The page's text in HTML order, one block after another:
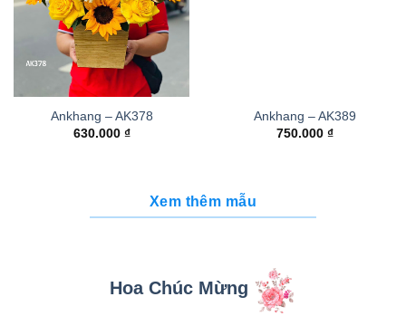
Ankhang – AK378
630.000 ₫
Ankhang – AK389
750.000 ₫
Xem thêm mẫu
Hoa Chúc Mừng